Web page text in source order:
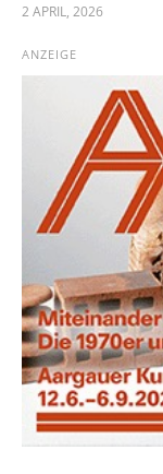
2 APRIL, 2026
ANZEIGE